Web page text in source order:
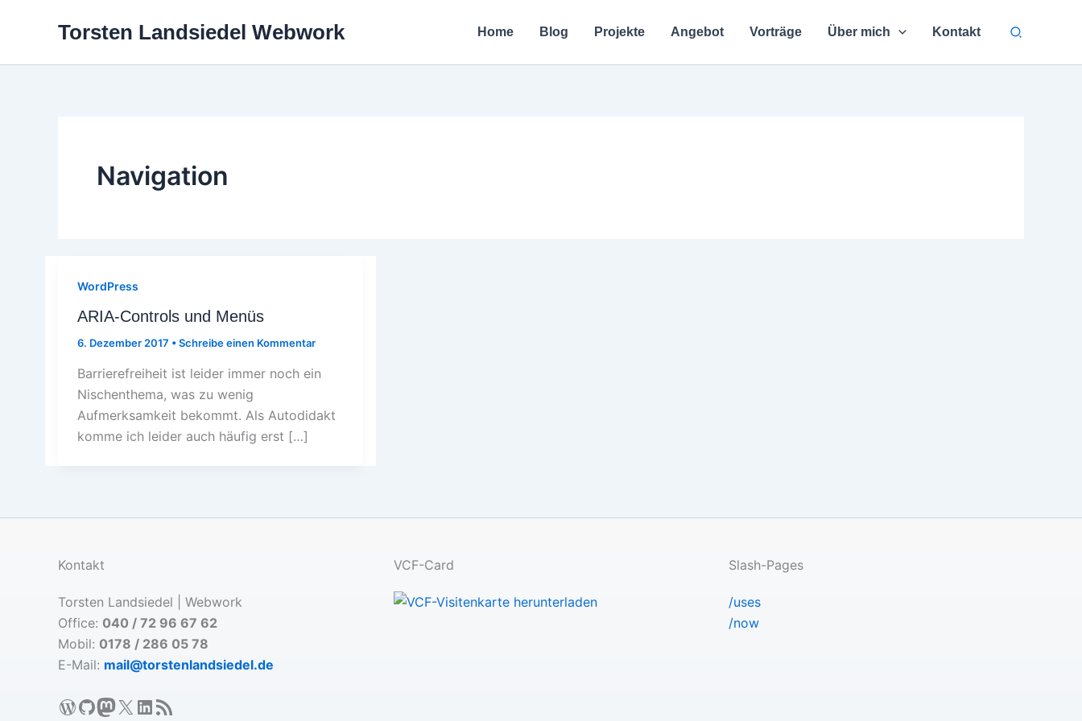
Torsten Landsiedel Webwork Home Blog Projekte Angebot Vorträge Über mich Kontakt Suchen
Navigation
WordPress
ARIA-Controls und Menüs
6. Dezember 2017 •Schreibe einen Kommentar
Barrierefreiheit ist leider immer noch ein
Nischenthema, was zu wenig
Aufmerksamkeit bekommt. Als Autodidakt
komme ich leider auch häufig erst […]
Kontakt
Torsten Landsiedel | Webwork
Office: 040 / 72 96 67 62
Mobil: 0178 / 286 05 78
E-Mail: mail@torstenlandsiedel.de
WordPress
GitHub
Mastodon
X LinkedIn
RSS-Feed
VCF-Card Slash-Pages
/uses
/now